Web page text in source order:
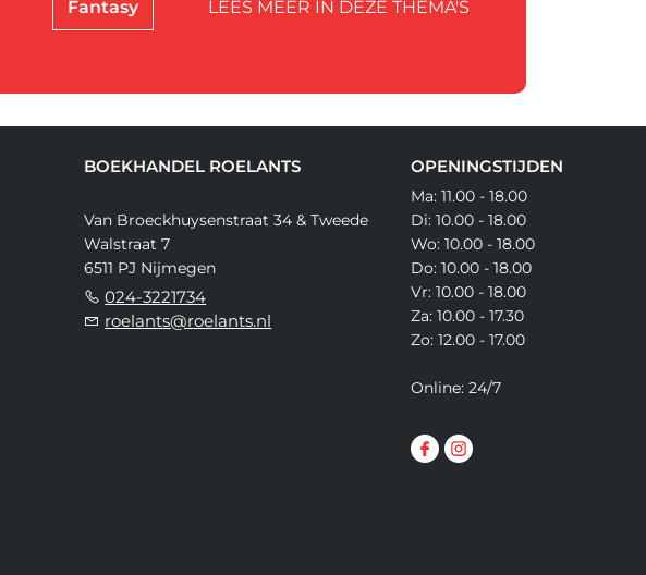
Fantasy LEES MEER IN DEZE THEMA'S
BOEKHANDEL ROELANTS
Van Broeckhuysenstraat 34 & Tweede
Walstraat 7
6511 PJ Nijmegen
024-3221734
roelants@roelants.nl
OPENINGSTIJDEN
Ma: 11.00 - 18.00
Di: 10.00 - 18.00
Wo: 10.00 - 18.00
Do: 10.00 - 18.00
Vr: 10.00 - 18.00
Za: 10.00 - 17.30
Zo: 12.00 - 17.00
Online: 24/7